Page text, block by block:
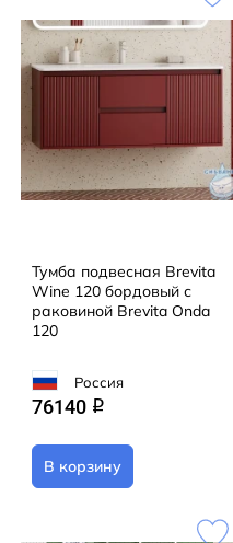
Тумба подвесная Brevita
Wine 120 бордовый с
раковиной Brevita Onda
120
Россия
76140 q
В корзину